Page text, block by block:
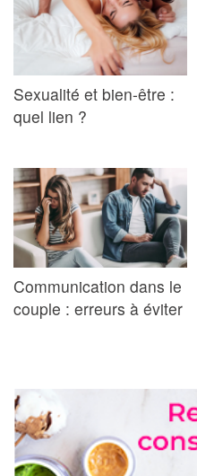
Sexualité et bien-être :
quel lien ?
Communication dans le
couple : erreurs à éviter